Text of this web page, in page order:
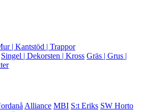
| Kantstöd | Trappor
Singel | Dekorsten | Kross Gräs | Grus |
Alliance MBI S:t Eriks SW Horto